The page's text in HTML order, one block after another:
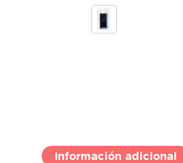
Información adicional